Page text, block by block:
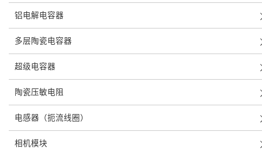
铝电解电容器
多层陶瓷电容器
超级电容器
陶瓷压敏电阻
电感器（扼流线圈）
相机模块